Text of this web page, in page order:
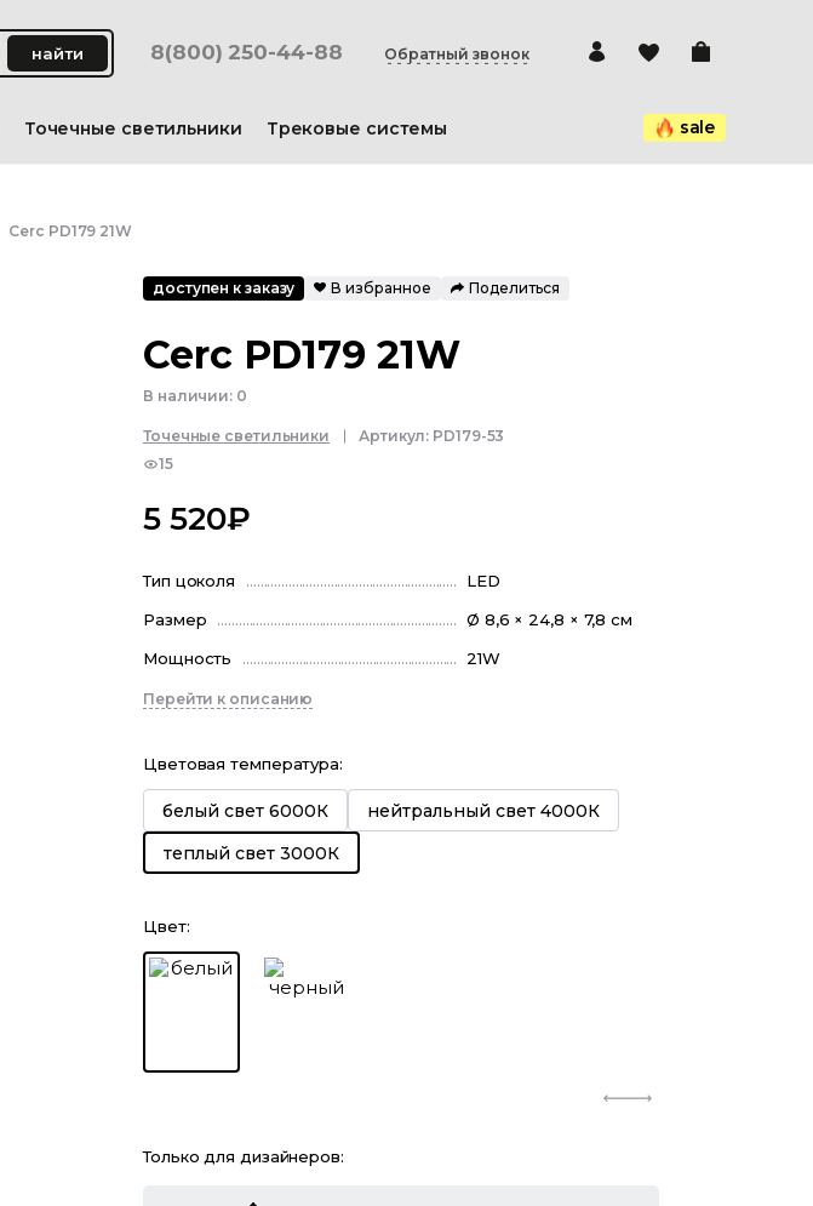
найти 8(800) 250-44-88 Обратный звонок
Точечные светильники Трековые системы sale
Cerc PD179 21W
доступен к заказу В избранное Поделиться
Cerc PD179 21W
В наличии: 0
Точечные светильники Артикул: PD179-53
15
5 520₽
Тип цоколя
LED
Размер
Ø 8,6 × 24,8 × 7,8 см
Мощность
21W
Перейти к описанию
Цветовая температура:
белый свет 6000К
нейтральный свет 4000К
теплый свет 3000К
Цвет:
Только для дизайнеров: